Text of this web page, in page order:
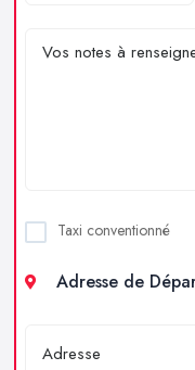
Taxi conventionné
Adresse de